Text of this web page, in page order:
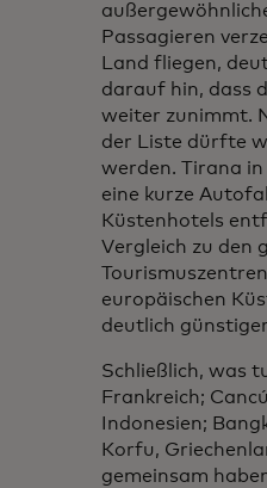
Passagieren
Land fliegen,
darauf hin, dass
weiter zunimmt.
der Liste dürfte
werden. Tirana
eine kurze
Küstenhotels
Vergleich zu den
europäischen
deutlich
Schließlich, was
Frankreich;
Indonesien;
Korfu,
gemeinsam